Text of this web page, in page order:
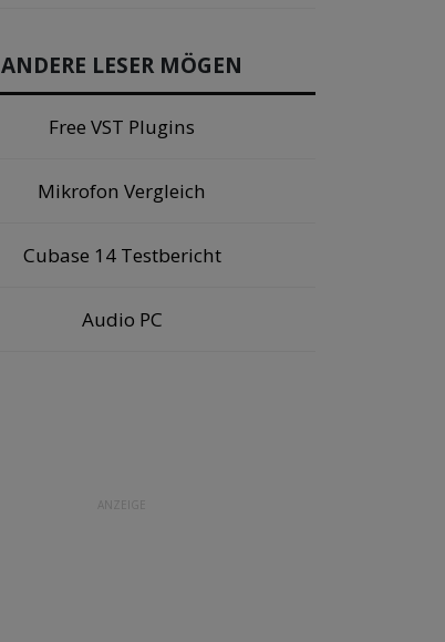
ANDERE LESER MÖGEN
Free VST Plugins
Mikrofon Vergleich
Cubase 14 Testbericht
Audio PC
ANZEIGE